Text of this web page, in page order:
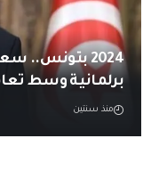
2024 بتونس..
برلمانية وسط
منذ سنتين